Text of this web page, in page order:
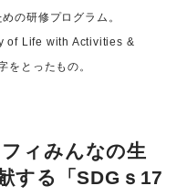
の研修プログラム。
of Life with Activities &
とったもの。
ィみんなの生
する「SDGｓ17